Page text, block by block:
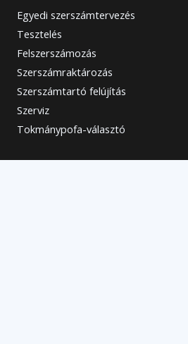
Egyedi szerszámtervezés
Tesztelés
Felszerszámozás
Szerszámraktározás
Szerszámtartó felújítás
Szerviz
Tokmánypofa-választó